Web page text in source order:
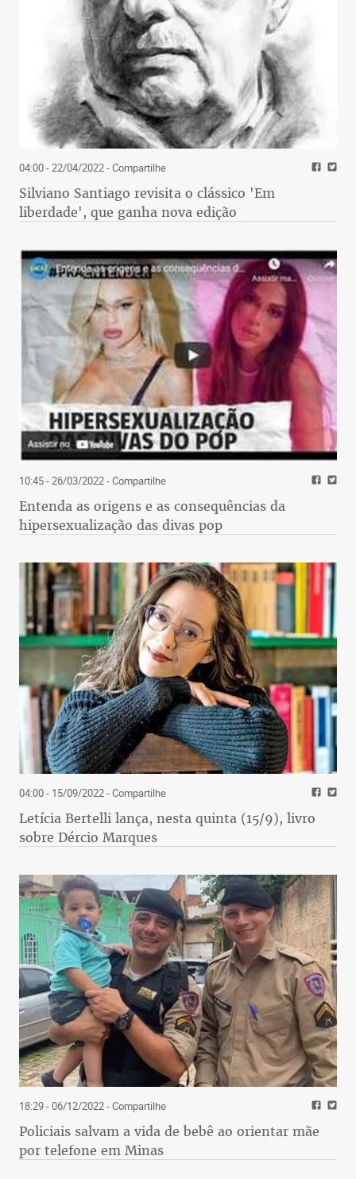
04:00 - 22/04/2022- Compartilhe
Silviano Santiago revisita o clássico 'Em
liberdade', que ganha nova edição
10:45 - 26/03/2022- Compartilhe
Entenda as origens e as consequências da
hipersexualização das divas pop
04:00 - 15/09/2022- Compartilhe
Letícia Bertelli lança, nesta quinta (15/9), livro
sobre Dércio Marques
18:29 - 06/12/2022- Compartilhe
Policiais salvam a vida de bebê ao orientar mãe
por telefone em Minas